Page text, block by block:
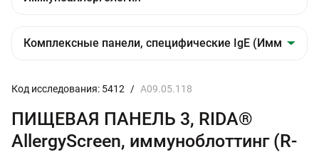
Код исследования: 5412 / A09.05.118
ПИЩЕВАЯ ПАНЕЛЬ 3, RIDA®
AllergyScreen, иммуноблоттинг (R-